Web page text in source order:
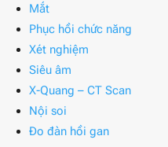
Mắt
Phục hồi chức năng
Xét nghiệm
Siêu âm
X-Quang – CT Scan
Nội soi
Đo đàn hồi gan